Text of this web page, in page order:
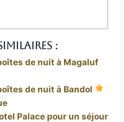
:
de nuit à Magaluf
de nuit à Bandol
Palace pour un séjour